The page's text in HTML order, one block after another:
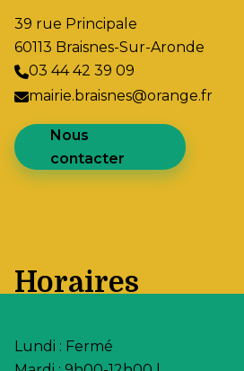
39 rue Principale
60113 Braisnes-Sur-Aronde
03 44 42 39 09
mairie.braisnes@orange.fr
Nous
contacter
Horaires
Lundi : Fermé